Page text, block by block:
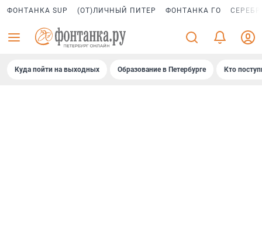
ФОНТАНКА SUP (ОТ)ЛИЧНЫЙ ПИТЕР ФОНТАНКА ГО
Куда пойти на выходных Образование в Петербурге Кто